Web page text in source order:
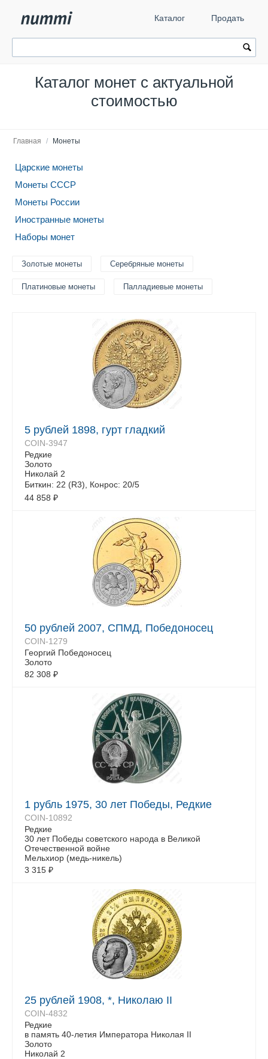
Каталог Продать
Каталог монет с актуальной
стоимостью
Главная / Монеты
Царские монеты
Монеты СССР
Монеты России
Иностранные монеты
Наборы монет
Золотые монеты Серебряные монеты
Платиновые монеты Палладиевые монеты
5 рублей 1898, гурт гладкий
COIN-3947
Редкие
Золото
Николай 2
Биткин: 22 (R3), Конрос: 20/5
44 858 ₽
50 рублей 2007, СПМД, Победоносец
COIN-1279
Георгий Победоносец
Золото
82 308 ₽
1 рубль 1975, 30 лет Победы, Редкие
COIN-10892
Редкие
30 лет Победы советского народа в Великой
Отечественной войне
Мельхиор (медь-никель)
3 315 ₽
25 рублей 1908, *, Николаю II
COIN-4832
Редкие
в память 40-летия Императора Николая II
Золото
Николай 2